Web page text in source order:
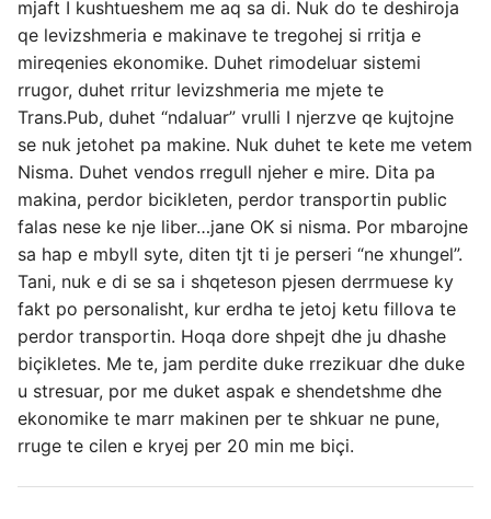
mjaft I kushtueshem me aq sa di. Nuk do te deshiroja
qe levizshmeria e makinave te tregohej si rritja e
mireqenies ekonomike. Duhet rimodeluar sistemi
rrugor, duhet rritur levizshmeria me mjete te
Trans.Pub, duhet “ndaluar” vrulli I njerzve qe kujtojne
se nuk jetohet pa makine. Nuk duhet te kete me vetem
Nisma. Duhet vendos rregull njeher e mire. Dita pa
makina, perdor bicikleten, perdor transportin public
falas nese ke nje liber…jane OK si nisma. Por mbarojne
sa hap e mbyll syte, diten tjt ti je perseri “ne xhungel”.
Tani, nuk e di se sa i shqeteson pjesen derrmuese ky
fakt po personalisht, kur erdha te jetoj ketu fillova te
perdor transportin. Hoqa dore shpejt dhe ju dhashe
biçikletes. Me te, jam perdite duke rrezikuar dhe duke
u stresuar, por me duket aspak e shendetshme dhe
ekonomike te marr makinen per te shkuar ne pune,
rruge te cilen e kryej per 20 min me biçi.